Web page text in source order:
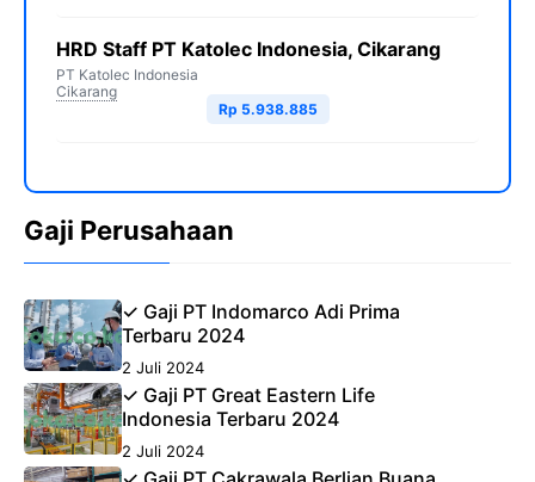
HRD Staff PT Katolec Indonesia, Cikarang
PT Katolec Indonesia
Cikarang
Rp 5.938.885
Gaji Perusahaan
✓ Gaji PT Indomarco Adi Prima
Terbaru 2024
2 Juli 2024
✓ Gaji PT Great Eastern Life
Indonesia Terbaru 2024
2 Juli 2024